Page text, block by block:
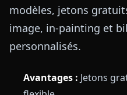
modèles, jetons
image, in-painting et
personnalisés.
Avantages : Jetons